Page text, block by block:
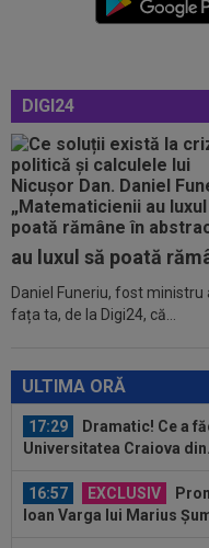
DIGI24
au luxul să poată
Daniel Funeriu, fost
fața ta, de la Digi24, că...
ULTIMA ORĂ
Petrolul - Oțelul,
16:47
Ce ofertă:
transferul lui Arda Guler!
16:46
Surpriză uriașă:
”Acordul se încheie
16:39
Edi Iordănescu
Bîrligea, criticat de Gigi
17:34 FOTO
Lovitură
de mireasă lângă
1-0, DGS 1. Honciu a
17:29
Dramatic! Ce a
Universitatea Craiova
16:57 EXCLUSIV
Ioan Varga lui Marius